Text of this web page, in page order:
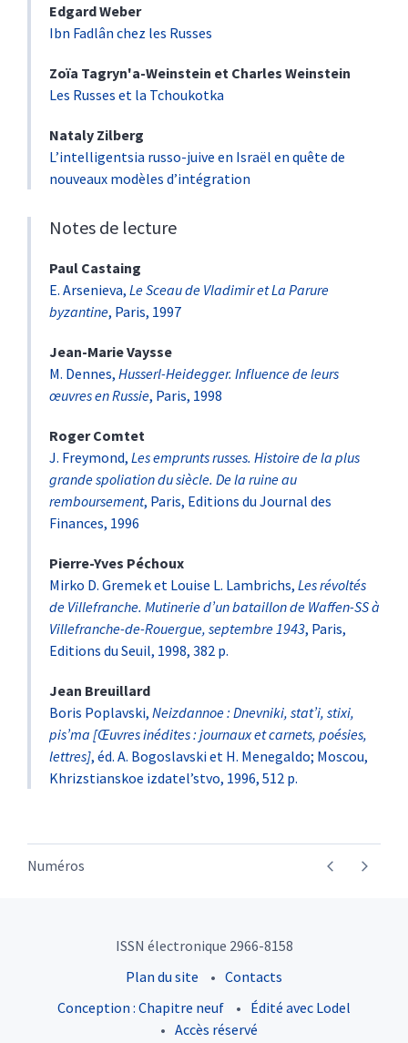
EdgardWeber
Ibn Fadlân chez les Russes
Zoïa Tagryn'a-Weinstein et Charles Weinstein
Les Russes et la Tchoukotka
Nataly Zilberg
L’intelligentsia russo-juive en Israël en quête de
nouveaux modèles d’intégration
Notes de lecture
Paul Castaing
E. Arsenieva, Le Sceau de Vladimir et La Parure
byzantine, Paris, 1997
Jean-MarieVaysse
M. Dennes, Husserl-Heidegger. Influence de leurs
œuvres en Russie, Paris, 1998
RogerComtet
J. Freymond, Les emprunts russes. Histoire de la plus
grande spoliation du siècle. De la ruine au
remboursement, Paris, Editions du Journal des
Finances, 1996
Pierre-Yves Péchoux
Mirko D. Gremek et Louise L. Lambrichs, Les révoltés
de Villefranche. Mutinerie d’un bataillon de Waffen-SS à
Villefranche-de-Rouergue, septembre 1943, Paris,
Editions du Seuil, 1998, 382 p.
Jean Breuillard
Boris Poplavski, Neizdannoe : Dnevniki, stat’i, stixi,
pis’ma [Œuvres inédites : journaux et carnets, poésies,
lettres], éd. A. Bogoslavski et H. Menegaldo; Moscou,
Khrizstianskoe izdatel’stvo, 1996, 512 p.
Numéros
ISSN électronique 2966-8158
Plan du site
Contacts
Conception : Chapitre neuf
Édité avec Lodel
Accès réservé